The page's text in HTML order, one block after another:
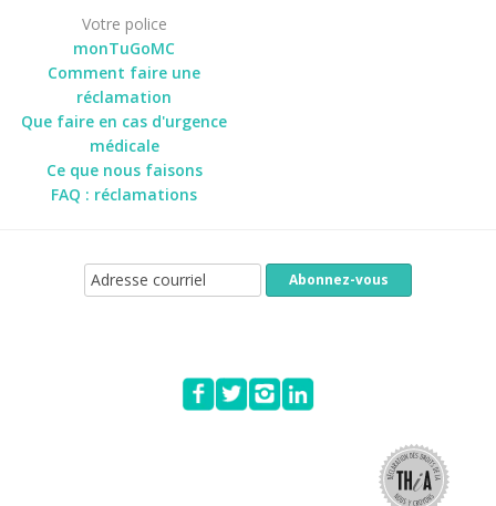
Votre police
monTuGoMC
Comment faire une
réclamation
Que faire en cas d'urgence
médicale
Ce que nous faisons
FAQ : réclamations